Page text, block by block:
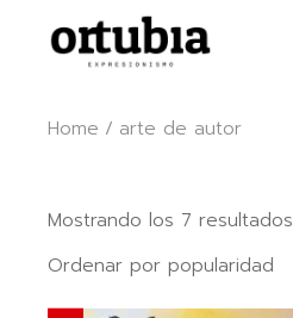
content
Home arte de autor
Mostrando los 7 resultados
Ordenar por popularidad